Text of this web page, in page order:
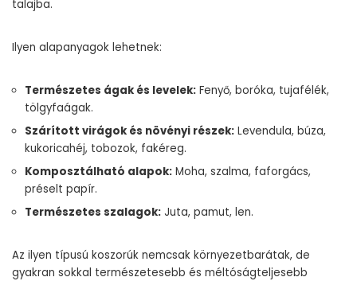
talajba.
Ilyen alapanyagok lehetnek:
Természetes ágak és levelek: Fenyő, boróka, tujafélék,
tölgyfaágak.
Szárított virágok és növényi részek: Levendula, búza,
kukoricahéj, tobozok, fakéreg.
Komposztálható alapok: Moha, szalma, faforgács,
préselt papír.
Természetes szalagok: Juta, pamut, len.
Az ilyen típusú koszorúk nemcsak környezetbarátak, de
gyakran sokkal természetesebb és méltóságteljesebb